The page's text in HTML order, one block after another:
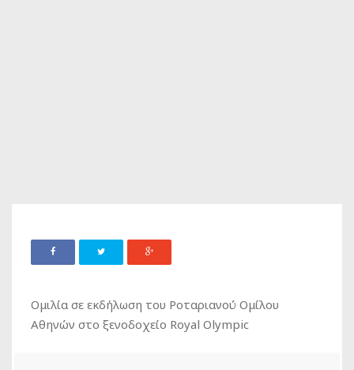
Ομιλία σε εκδήλωση του Ροταριανού Ομίλου
Αθηνών στο ξενοδοχείο Royal Olympic